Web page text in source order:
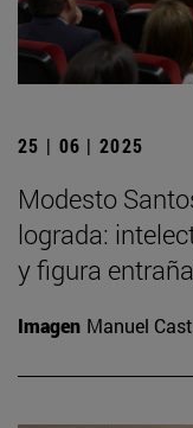
25 | 06 | 2025
Modesto
lograda:
y figura
Imagen Manuel